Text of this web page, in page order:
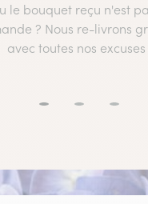
le bouquet reçu n'est
? Nous re-livrons
avec toutes nos excuses